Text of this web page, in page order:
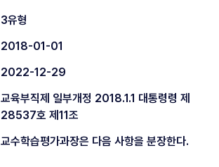
3유형
2018-01-01
2022-12-29
교육부직제 일부개정 2018.1.1 대통령령 제
28537호 제11조
교수학습평가과장은 다음 사항을 분장한다.